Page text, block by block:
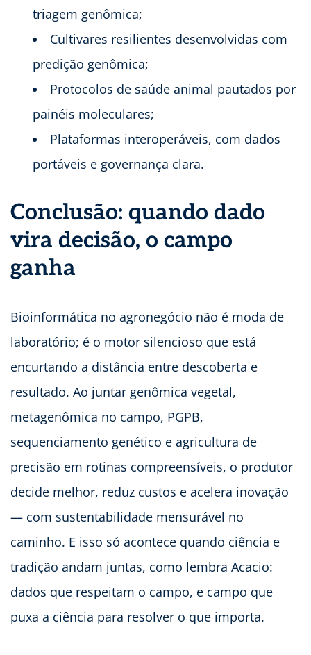
triagem genômica;
Cultivares resilientes desenvolvidas com
predição genômica;
Protocolos de saúde animal pautados por
painéis moleculares;
Plataformas interoperáveis, com dados
portáveis e governança clara.
Conclusão: quando dado
vira decisão, o campo
ganha
Bioinformática no agronegócio não é moda de
laboratório; é o motor silencioso que está
encurtando a distância entre descoberta e
resultado. Ao juntar genômica vegetal,
metagenômica no campo, PGPB,
sequenciamento genético e agricultura de
precisão em rotinas compreensíveis, o produtor
decide melhor, reduz custos e acelera inovação
— com sustentabilidade mensurável no
caminho. E isso só acontece quando ciência e
tradição andam juntas, como lembra Acacio:
dados que respeitam o campo, e campo que
puxa a ciência para resolver o que importa.